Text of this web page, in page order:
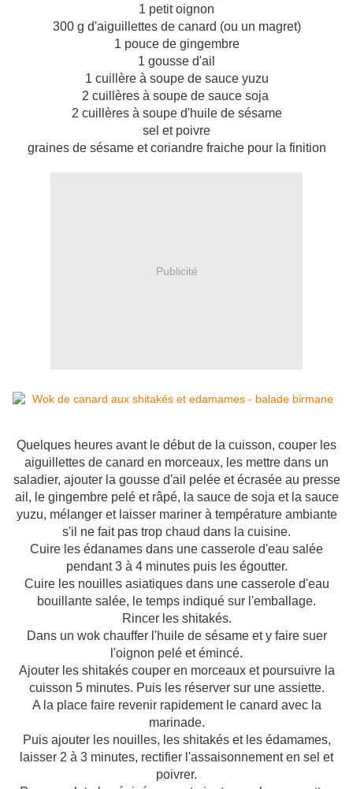
1 petit oignon
300 g d'aiguillettes de canard (ou un magret)
1 pouce de gingembre
1 gousse d'ail
1 cuillère à soupe de sauce yuzu
2 cuillères à soupe de sauce soja
2 cuillères à soupe d'huile de sésame
sel et poivre
graines de sésame et coriandre fraiche pour la finition
Publicité
Quelques heures avant le début de la cuisson, couper les
aiguillettes de canard en morceaux, les mettre dans un
saladier, ajouter la gousse d'ail pelée et écrasée au presse
ail, le gingembre pelé et râpé, la sauce de soja et la sauce
yuzu, mélanger et laisser mariner à température ambiante
s'il ne fait pas trop chaud dans la cuisine.
Cuire les édanames dans une casserole d'eau salée
pendant 3 à 4 minutes puis les égoutter.
Cuire les nouilles asiatiques dans une casserole d'eau
bouillante salée, le temps indiqué sur l'emballage.
Rincer les shitakés.
Dans un wok chauffer l'huile de sésame et y faire suer
l'oignon pelé et émincé.
Ajouter les shitakés couper en morceaux et poursuivre la
cuisson 5 minutes. Puis les réserver sur une assiette.
A la place faire revenir rapidement le canard avec la
marinade.
Puis ajouter les nouilles, les shitakés et les édamames,
laisser 2 à 3 minutes, rectifier l'assaisonnement en sel et
poivrer.